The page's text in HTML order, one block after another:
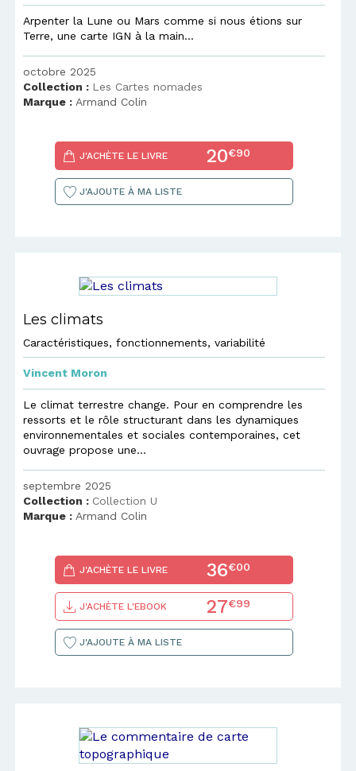
Arpenter la Lune ou Mars comme si nous étions sur
Terre, une carte IGN à la main…
octobre 2025
Collection : Les Cartes nomades
Marque : Armand Colin
J'ACHÈTE LE LIVRE 20€90
J'AJOUTE À MA LISTE
Les climats
Caractéristiques, fonctionnements, variabilité
Vincent Moron
Le climat terrestre change. Pour en comprendre les
ressorts et le rôle structurant dans les dynamiques
environnementales et sociales contemporaines, cet
ouvrage propose une...
septembre 2025
Collection : Collection U
Marque : Armand Colin
J'ACHÈTE LE LIVRE 36€00
J'ACHÈTE L'EBOOK 27€99
J'AJOUTE À MA LISTE